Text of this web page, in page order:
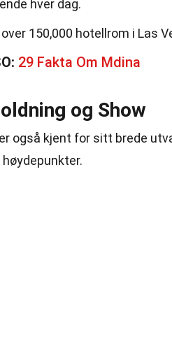
hver dag.
150,000 hotellrom i Las
29 Fakta Om Mdina
og Show
også kjent for sitt brede
høydepunkter.